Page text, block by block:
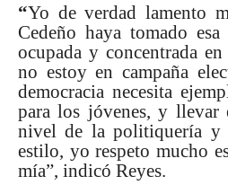
“Yo de verdad lamento
Cedeño haya tomado
ocupada y concentrada
no estoy en campaña
democracia necesita
para los jóvenes, y
nivel de la politiquería y
estilo, yo respeto mucho
mía”, indicó Reyes.